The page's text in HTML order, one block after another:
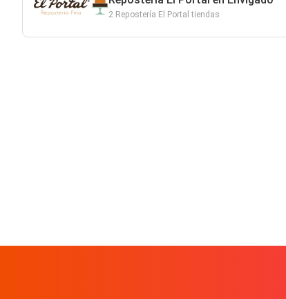
2 Repostería El Portal tiendas